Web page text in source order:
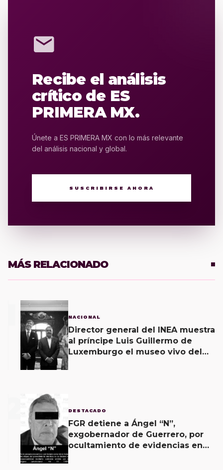
mail
Recibe el análisis
crítico de ES
PRIMERA MX.
Únete a ES PRIMERA MX con lo más relevante
del análisis nacional y global.
SUSCRIBIRSE AHORA
MÁS RELACIONADO
NACIONAL
Director general del INEA muestra
al príncipe Luis Guillermo de
Luxemburgo el museo vivo del
DESTACADO
FGR detiene a Ángel “N”,
exgobernador de Guerrero, por
ocultamiento de evidencias en